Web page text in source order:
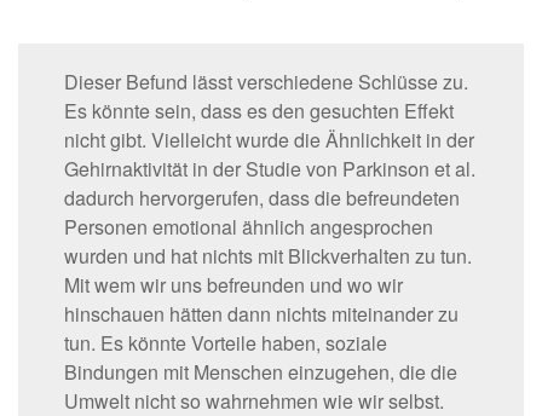
Dieser Befund lässt verschiedene Schlüsse zu.
Es könnte sein, dass es den gesuchten Effekt
nicht gibt. Vielleicht wurde die Ähnlichkeit in der
Gehirnaktivität in der Studie von Parkinson et al.
dadurch hervorgerufen, dass die befreundeten
Personen emotional ähnlich angesprochen
wurden und hat nichts mit Blickverhalten zu tun.
Mit wem wir uns befreunden und wo wir
hinschauen hätten dann nichts miteinander zu
tun. Es könnte Vorteile haben, soziale
Bindungen mit Menschen einzugehen, die die
Umwelt nicht so wahrnehmen wie wir selbst.